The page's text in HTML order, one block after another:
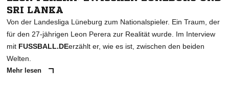
SRI LANKA
Von der Landesliga Lüneburg zum Nationalspieler. Ein Traum, der
für den 27-jährigen Leon Perera zur Realität wurde. Im Interview
mit FUSSBALL.DEerzählt er, wie es ist, zwischen den beiden
Welten.
Mehr lesen